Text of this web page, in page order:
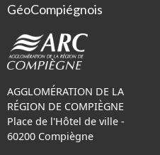
GéoCompiégnois
AGGLOMÉRATION DE LA
RÉGION DE COMPIÈGNE
Place de l'Hôtel de ville -
60200 Compiègne